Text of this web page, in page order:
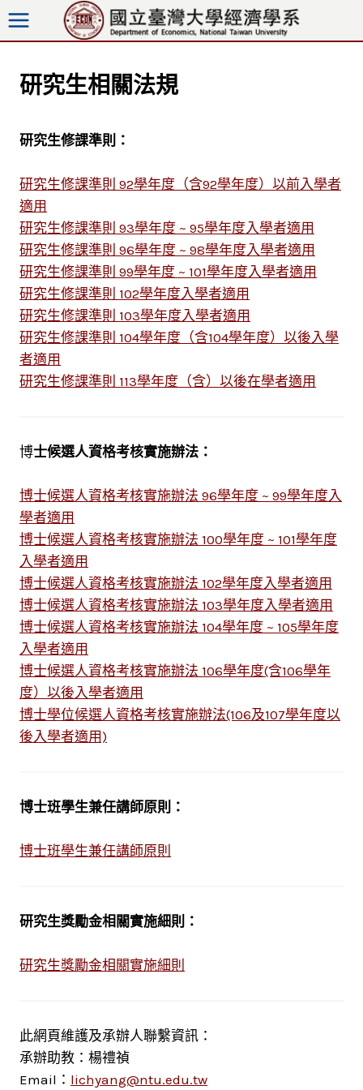
跳
至
研究生相關法規
研究生修課準則：
研究生修課準則 92學年度（含92學年度）以前入學者
適用
研究生修課準則 93學年度 ~ 95學年度入學者適用
研究生修課準則 96學年度 ~ 98學年度入學者適用
研究生修課準則 99學年度 ~ 101學年度入學者適用
研究生修課準則 102學年度入學者適用
研究生修課準則 103學年度入學者適用
研究生修課準則 104學年度（含104學年度）以後入學
者適用
研究生修課準則 113學年度（含）以後在學者適用
博士候選人資格考核實施辦法：
博士候選人資格考核實施辦法 96學年度 ~ 99學年度入
學者適用
博士候選人資格考核實施辦法 100學年度 ~ 101學年度
入學者適用
博士候選人資格考核實施辦法 102學年度入學者適用
博士候選人資格考核實施辦法 103學年度入學者適用
博士候選人資格考核實施辦法 104學年度 ~ 105學年度
入學者適用
博士候選人資格考核實施辦法 106學年度(含106學年
度）以後入學者適用
博士學位候選人資格考核實施辦法(106及107學年度以
後入學者適用)
博士班學生兼任講師原則：
博士班學生兼任講師原則
研究生獎勵金相關實施細則：
研究生獎勵金相關實施細則
此網頁維護及承辦人聯繫資訊：
承辦助教：楊禮禎
Email： lichyang@ntu.edu.tw